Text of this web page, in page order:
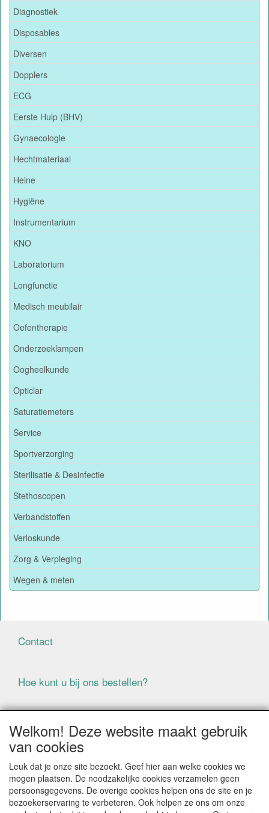
Diagnostiek
Disposables
Diversen
Dopplers
ECG
Eerste Hulp (BHV)
Gynaecologie
Hechtmateriaal
Heine
Hygiëne
Instrumentarium
KNO
Laboratorium
Longfunctie
Medisch meubilair
Oefentherapie
Onderzoeklampen
Oogheelkunde
Opticlar
Saturatiemeters
Service
Sportverzorging
Sterilisatie & Desinfectie
Stethoscopen
Verbandstoffen
Verloskunde
Zorg & Verpleging
Wegen & meten
Contact
Hoe kunt u bij ons bestellen?
Voorwaarden
BIJ BESTELLINGEN ONDER DE € 125,00 EXCLUSIEF BTW
BRENGEN WIJ IN NEDERLAND € 5,87 VERZENDKOSTEN
IN REKENING (BELGIË € 9,09). VERZENDKOSTEN
WORDEN VERWIJDERD BIJ BESTELLING BOVEN DE €
Welkom! Deze website maakt gebruik
van cookies
Leuk dat je onze site bezoekt. Geef hier aan welke cookies we
mogen plaatsen. De noodzakelijke cookies verzamelen geen
persoonsgegevens. De overige cookies helpen ons de site en je
bezoekerservaring te verbeteren. Ook helpen ze ons om onze